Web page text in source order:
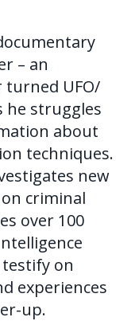
– an
turned UFO/
he struggles
about
techniques.
new
criminal
over 100
on
experiences
up.